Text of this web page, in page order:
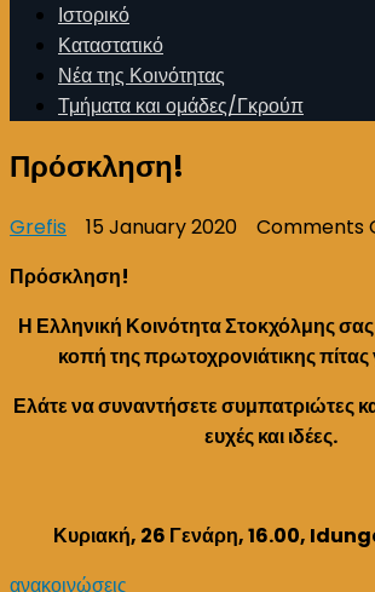
Ιστορικό
Καταστατικό
Νέα της Κοινότητας
Τμήματα και ομάδες/Γκρούπ
Πρόσκληση!
Grefis 15 January 2020 Comments
Πρόσκληση!
Η Ελληνική Κοινότητα Στοκχόλμης
κοπή της πρωτοχρονιάτικης
Ελάτε να συναντήσετε συμπατριώτες
ευχές και ιδέες.
Κυριακή, 26 Γενάρη, 16.00,
ανακοινώσεις